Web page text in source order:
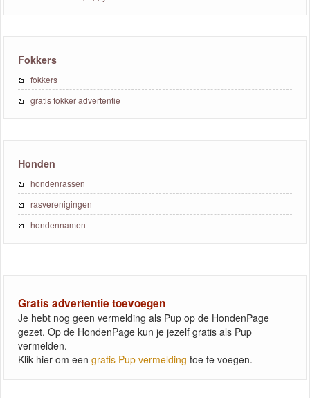
Fokkers
fokkers
gratis fokker advertentie
Honden
hondenrassen
rasverenigingen
hondennamen
Gratis advertentie toevoegen
Je hebt nog geen vermelding als Pup op de HondenPage
gezet. Op de HondenPage kun je jezelf gratis als Pup
vermelden.
Klik hier om een gratis Pup vermelding toe te voegen.